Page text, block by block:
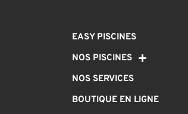
EASY PISCINES
NOS PISCINES
NOS SERVICES
BOUTIQUE EN LIGNE